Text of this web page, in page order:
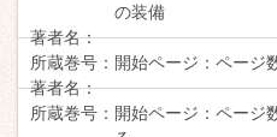
の装備
著者名：
所蔵巻号： 開始ページ： ページ
著者名：
所蔵巻号： 開始ページ： ページ